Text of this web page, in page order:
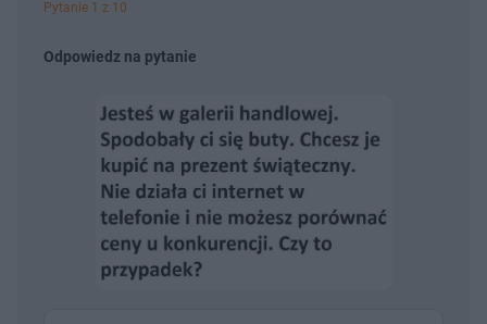
Pytanie 1 z 10
Odpowiedz na pytanie